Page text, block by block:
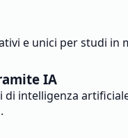
e unici per studi
IA
intelligenza